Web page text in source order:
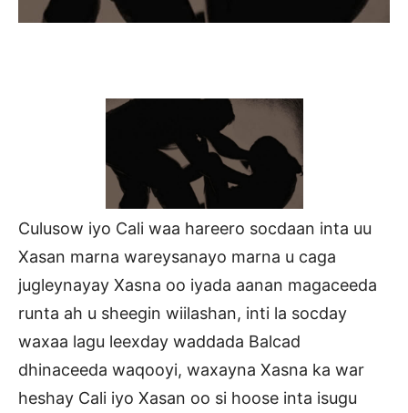
Culusow iyo Cali waa hareero socdaan inta uu
Xasan marna wareysanayo marna u caga
jugleynayay Xasna oo iyada aanan magaceeda
runta ah u sheegin wiilashan, inti la socday
waxaa lagu leexday waddada Balcad
dhinaceeda waqooyi, waxayna Xasna ka war
heshay Cali iyo Xasan oo si hoose inta isugu